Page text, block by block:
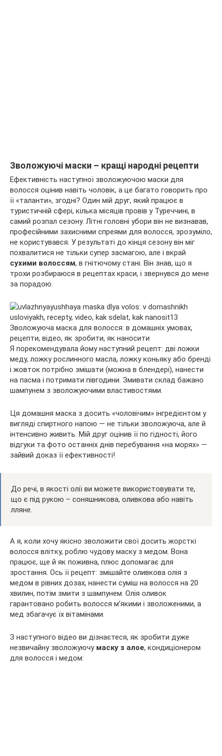
Зволожуючі маски – кращі народні рецепти
Ефективність наступної зволожуючою маски для
волосся оцінив навіть чоловік, а це багато говорить про
її «таланти», згодні? Один мій друг, який працює в
туристичній сфері, кілька місяців провів у Туреччині, в
самий розпал сезону. Літні головні убори він не визнавав,
професійними захисними спреями для волосся, зрозуміло,
не користувався. У результаті до кінця сезону він міг
похвалитися не тільки супер засмагою, але і вкрай
сухими волоссям, в гнітючому стані. Він знав, що я
трохи розбираюся в рецептах краси, і звернувся до мене
за порадою.
Я порекомендувала йому наступний рецепт: дві ложки
меду, ложку рослинного масла, ложку коньяку або бренді
і жовток потрібно змішати (можна в блендері), нанести
на пасма і потримати півгодини. Змивати склад бажано
шампунем з зволожуючими властивостями.
Ця домашня маска з досить «чоловічим» інгредієнтом у
вигляді спиртного напою — не тільки зволожуюча, але й
інтенсивно живить. Мій друг оцінив її по гідності, його
відгуки та фото останніх днів перебування «на морях» —
зайвий доказ її ефективності!
До речі, в якості олії ви можете використовувати те,
що є під рукою – соняшникова, оливкова або навіть
лляне.
А я, коли хочу якісно зволожити свої досить жорсткі
волосся влітку, роблю чудову маску з медом. Вона
працює, ще й як поживна, плюс допомагає для
зростання. Ось її рецепт: змішайте оливкова олія з
медом в рівних дозах, нанести суміш на волосся на 20
хвилин, потім змити з шампунем. Олія оливок
гарантовано робить волосся м’якими і зволоженими, а
мед збагачує їх вітамінами.
З наступного відео ви дізнаєтеся, як зробити дуже
незвичайну зволожуючумаску з алое, кондиціонером
для волосся і медом: